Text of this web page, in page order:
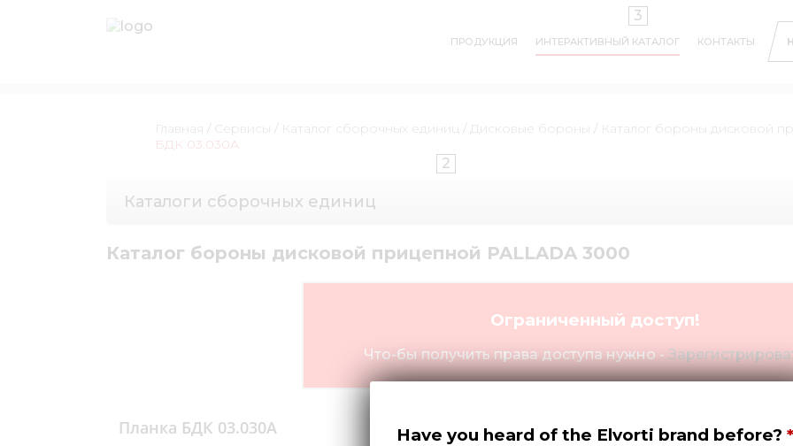
ПРОДУКЦИЯ ИНТЕРАКТИВНЫЙ КАТАЛОГ КОНТАКТЫ
Главная / Сервисы / Каталог сборочных единиц / Дисковые бороны / Каталог бороны дисковой
БДК 03.030А
Каталоги сборочных единиц
Каталог бороны дисковой прицепной PALLADA 3000
Ограниченный доступ!
Что-бы получить права доступа нужно -
Планка БДК 03.030А
2
3
Have you heard of the Elvorti brand before?